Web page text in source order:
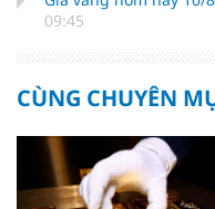
09:45
CÙNG CHUYÊN